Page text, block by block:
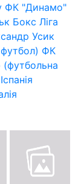
ФК "Динамо"
Бокс Ліга
Усик
ФК
Іспанія